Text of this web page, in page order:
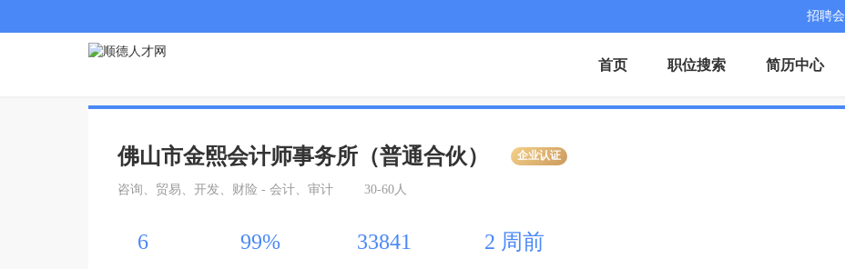
招聘会
首页 职位搜索 简历中心
佛山市金熙会计师事务所（普通合伙） 企业认证
咨询、贸易、开发、财险 - 会计、审计 30-60人
6 99% 33841 2 周前